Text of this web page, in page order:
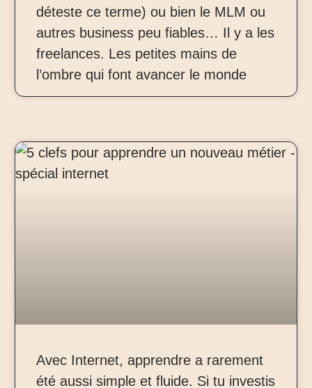
déteste ce terme) ou bien le MLM ou
autres business peu fiables… Il y a les
freelances. Les petites mains de
l’ombre qui font avancer le monde
Avec Internet, apprendre a rarement
été aussi simple et fluide. Si tu investis